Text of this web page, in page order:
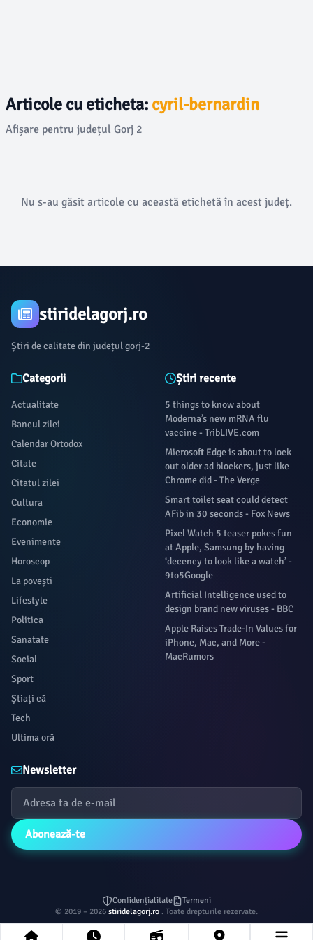
Articole cu eticheta: cyril-bernardin
Afișare pentru județul Gorj 2
Nu s-au găsit articole cu această etichetă în acest județ.
stiridelagorj.ro
Știri de calitate din județul gorj-2
Categorii
Actualitate
Bancul zilei
Calendar Ortodox
Citate
Citatul zilei
Cultura
Economie
Evenimente
Horoscop
La povești
Lifestyle
Politica
Sanatate
Social
Sport
Știați că
Tech
Ultima oră
Știri recente
5 things to know about
Moderna’s new mRNA flu
vaccine - TribLIVE.com
Microsoft Edge is about to lock
out older ad blockers, just like
Chrome did - The Verge
Smart toilet seat could detect
AFib in 30 seconds - Fox News
Pixel Watch 5 teaser pokes fun
at Apple, Samsung by having
‘decency to look like a watch’ -
9to5Google
Artificial Intelligence used to
design brand new viruses - BBC
Apple Raises Trade-In Values for
iPhone, Mac, and More -
MacRumors
Newsletter
Abonează-te
Confidențialitate
Termeni
© 2019 – 2026 stiridelagorj.ro . Toate drepturile rezervate.